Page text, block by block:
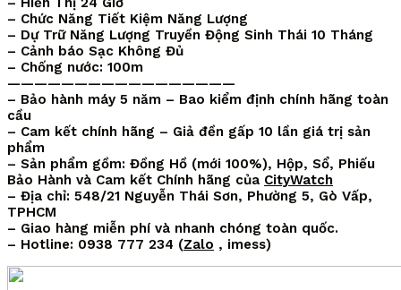
– Chức Năng Tiết Kiệm Năng Lượng
– Dự Trữ Năng Lượng Truyền Động Sinh Thái 10 Tháng
– Cảnh báo Sạc Không Đủ
– Chống nước: 100m
—————————————————
– Bảo hành máy 5 năm – Bao kiểm định chính hãng toàn
cầu
– Cam kết chính hãng – Giả đền gấp 10 lần giá trị sản
phẩm
– Sản phẩm gồm: Đồng Hồ (mới 100%), Hộp, Sổ, Phiếu
Bảo Hành và Cam kết Chính hãng của CityWatch
– Địa chỉ: 548/21 Nguyễn Thái Sơn, Phường 5, Gò Vấp,
TPHCM
– Giao hàng miễn phí và nhanh chóng toàn quốc.
– Hotline: 0938 777 234 (Zalo , imess)